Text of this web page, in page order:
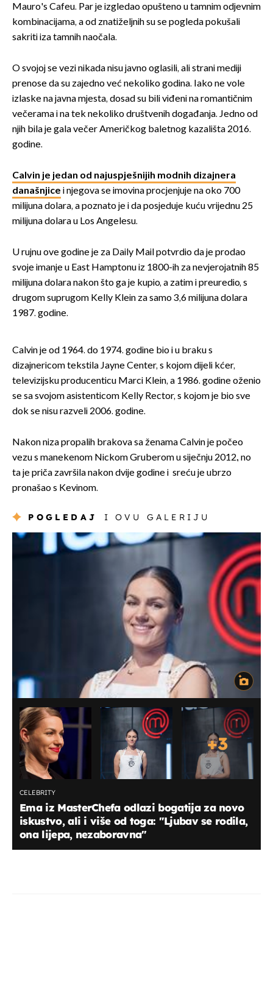
Mauro's Cafeu. Par je izgledao opušteno u tamnim odjevnim
kombinacijama, a od znatiželjnih su se pogleda pokušali
sakriti iza tamnih naočala.
O svojoj se vezi nikada nisu javno oglasili, ali strani mediji
prenose da su zajedno već nekoliko godina. Iako ne vole
izlaske na javna mjesta, dosad su bili viđeni na romantičnim
večerama i na tek nekoliko društvenih događanja. Jedno od
njih bila je gala večer Američkog baletnog kazališta 2016.
godine.
Calvin je jedan od najuspješnijih modnih dizajnera
današnjice i njegova se imovina procjenjuje na oko 700
milijuna dolara, a poznato je i da posjeduje kuću vrijednu 25
milijuna dolara u Los Angelesu.
U rujnu ove godine je za Daily Mail potvrdio da je prodao
svoje imanje u East Hamptonu iz 1800-ih za nevjerojatnih 85
milijuna dolara nakon što ga je kupio, a zatim i preuredio, s
drugom suprugom Kelly Klein za samo 3,6 milijuna dolara
1987. godine.
Calvin je od 1964. do 1974. godine bio i u braku s
dizajnericom tekstila Jayne Center, s kojom dijeli kćer,
televizijsku producenticu Marci Klein, a 1986. godine oženio
se sa svojom asistenticom Kelly Rector, s kojom je bio sve
dok se nisu razveli 2006. godine.
Nakon niza propalih brakova sa ženama Calvin je počeo
vezu s manekenom Nickom Gruberom u siječnju 2012., no
ta je priča završila nakon dvije godine i sreću je ubrzo
pronašao s Kevinom.
POGLEDAJ I OVU GALERIJU
+3
CELEBRITY
Ema iz MasterChefa odlazi bogatija za novo
iskustvo, ali i više od toga: "Ljubav se rodila,
ona lijepa, nezaboravna"